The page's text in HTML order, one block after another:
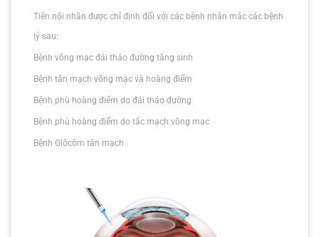
Tiên nội nhãn được chỉ định đối với các bệnh nhân mắc các bệnh
lý sau:
Bệnh võng mạc đái tháo đường tăng sinh
Bệnh tân mạch võng mạc và hoàng điểm
Bệnh phù hoàng điểm do đái tháo đường
Bệnh phù hoàng điểm do tắc mạch võng mạc
Bệnh Glôcôm tân mạch